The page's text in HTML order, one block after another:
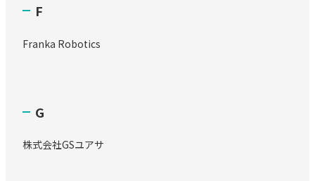
F
Franka Robotics
G
株式会社GSユアサ